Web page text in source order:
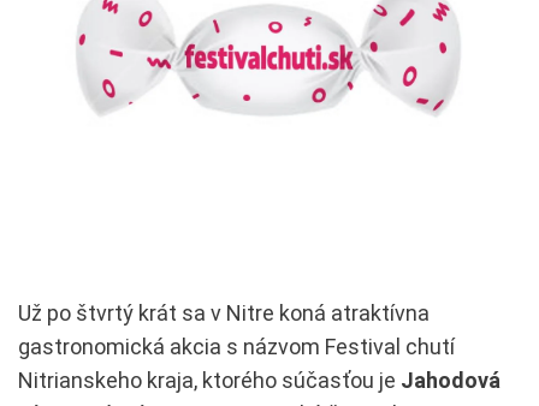
Už po štvrtý krát sa v Nitre koná atraktívna
gastronomická akcia s názvom Festival chutí
Nitrianskeho kraja, ktorého súčasťou je Jahodová